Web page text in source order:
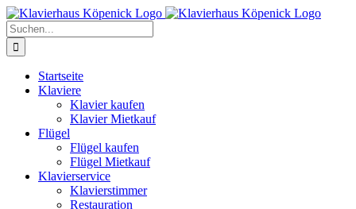
Zum
Inhalt
springen
Suche
nach:
Startseite
Klaviere
Klavier kaufen
Klavier Mietkauf
Flügel
Flügel kaufen
Flügel Mietkauf
Klavierservice
Klavierstimmer
Restauration